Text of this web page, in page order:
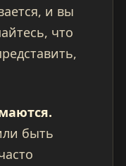
и вы
что
быть